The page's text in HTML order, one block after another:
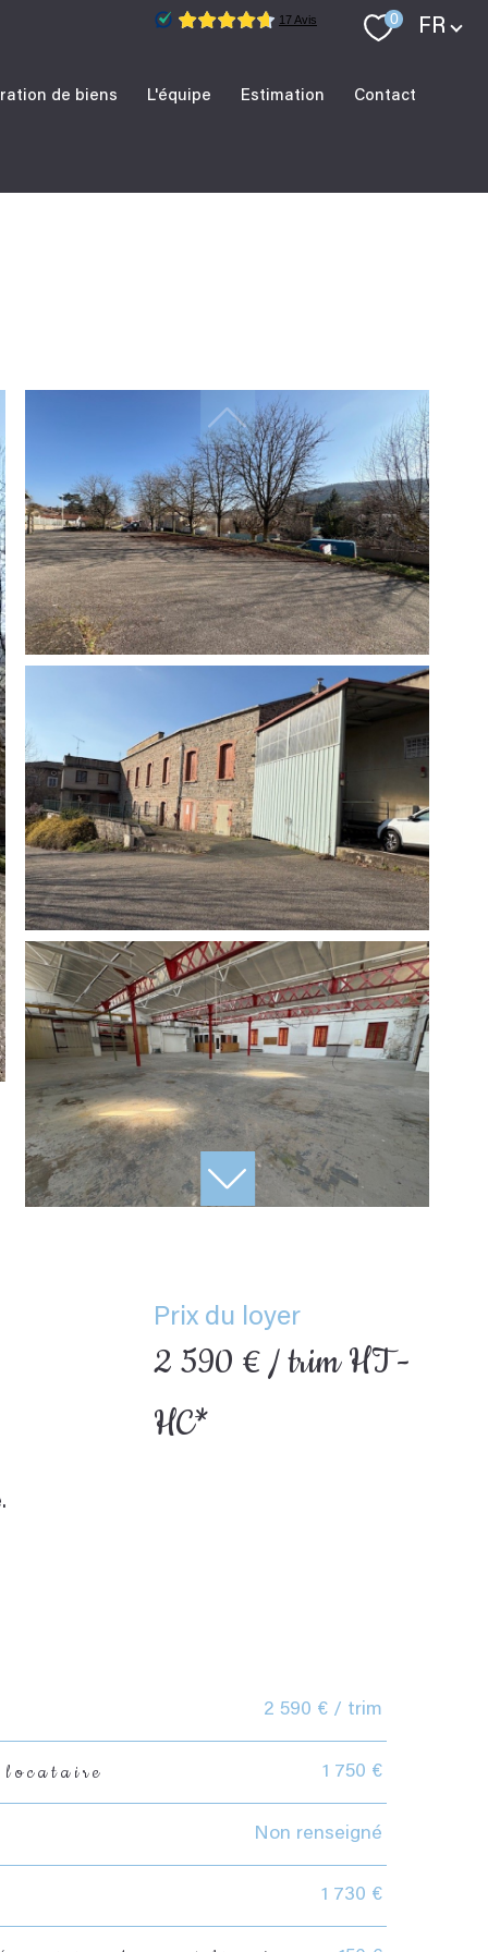
0 Langue
FR
de biens L'équipe Estimation Contact
Prix du loyer
2 590 € / trim HT -
HC*
2 590 € / trim
locataire 1 750 €
Non renseigné
1 730 €